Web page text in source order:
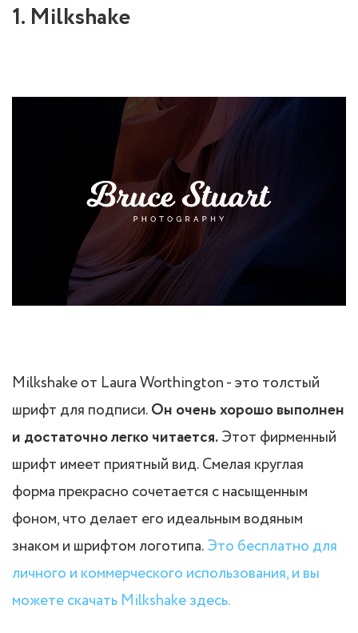
1. Milkshake
Milkshake от Laura Worthington - это толстый
шрифт для подписи.Он очень хорошо выполнен
и достаточно легко читается.Этот фирменный
шрифт имеет приятный вид. Смелая круглая
форма прекрасно сочетается с насыщенным
фоном, что делает его идеальным водяным
знаком и шрифтом логотипа.Это бесплатно для
личного и коммерческого использования, и вы
можете скачать Milkshake здесь.